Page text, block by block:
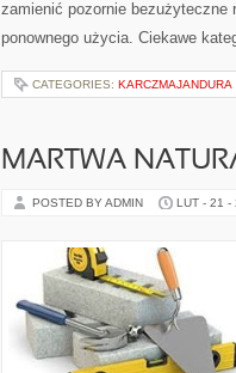
zamienić pozornie
ponownego użycia. Ciekawe
CATEGORIES: KARCZMAJANDURA
MARTWA
POSTED BY ADMIN LUT - 21 -